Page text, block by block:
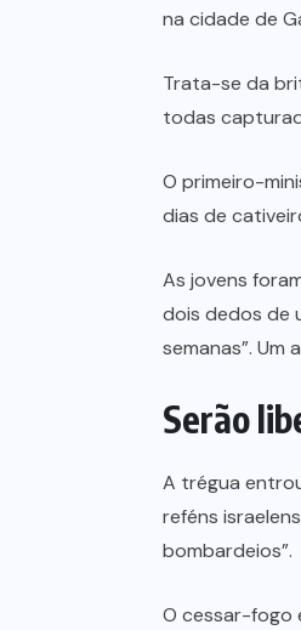
na cidade de
Trata-se da
todas
O primeiro-
dias de
As jovens
dois dedos de
semanas”.
Serão
A trégua
reféns
bombardeios”.
O cessar-fogo